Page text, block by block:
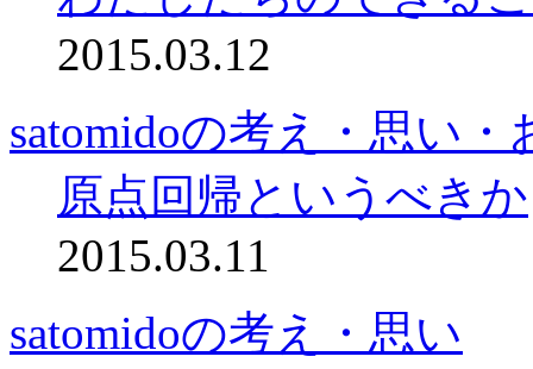
2015.03.12
satomidoの考え・思い・
原点回帰というべきか
2015.03.11
satomidoの考え・思い